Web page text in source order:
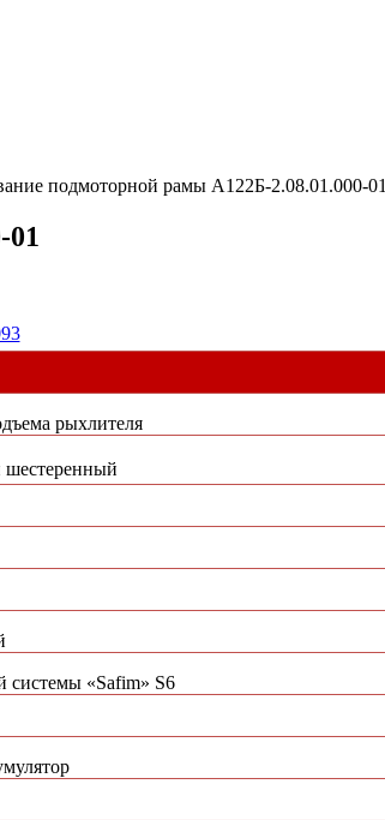
подмоторной рамы А122Б-2.08.01.000-01
01
рыхлителя
шестеренный
системы «Safim» S6